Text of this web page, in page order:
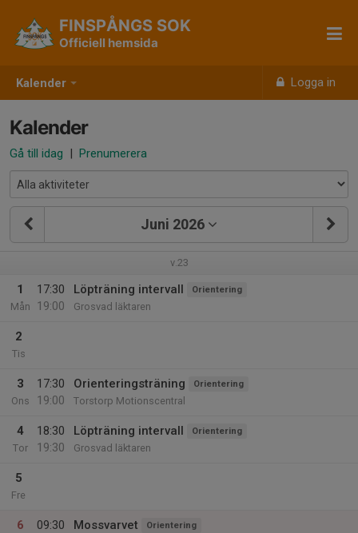
Kalender Logga in
FINSPÅNGS SOK
Officiell hemsida
Kalender
Gå till idag | Prenumerera
Juni 2026
v.23
1
Mån
17:30
19:00
Löpträning intervall Orientering
Grosvad läktaren
2
Tis
3
Ons
17:30
19:00
Orienteringsträning Orientering
Torstorp Motionscentral
4
Tor
18:30
19:30
Löpträning intervall Orientering
Grosvad läktaren
5
Fre
6
09:30
Mossvarvet Orientering